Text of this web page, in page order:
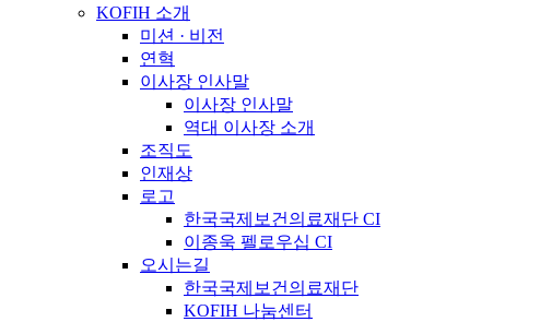
KOFIH 소개
미션 · 비전
연혁
이사장 인사말
이사장 인사말
역대 이사장 소개
조직도
인재상
로고
한국국제보건의료재단 CI
이종욱 펠로우십 CI
오시는길
한국국제보건의료재단
KOFIH 나눔센터